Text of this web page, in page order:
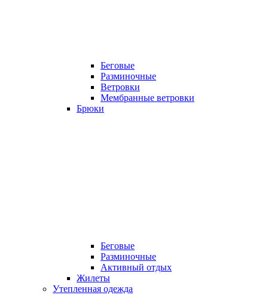
Беговые
Разминочные
Ветровки
Мембранные ветровки
Брюки
Беговые
Разминочные
Активный отдых
Жилеты
Утепленная одежда